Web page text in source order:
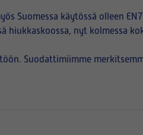
Suomessa käytössä olleen
nyt kolmessa
Suodattimiimme